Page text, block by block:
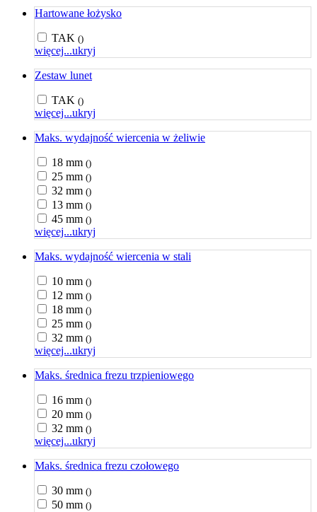
Hartowane łożysko
TAK ()
więcej...ukryj
Zestaw lunet
TAK ()
więcej...ukryj
Maks. wydajność wiercenia w żeliwie
18 mm ()
25 mm ()
32 mm ()
13 mm ()
45 mm ()
więcej...ukryj
Maks. wydajność wiercenia w stali
10 mm ()
12 mm ()
18 mm ()
25 mm ()
32 mm ()
więcej...ukryj
Maks. średnica frezu trzpieniowego
16 mm ()
20 mm ()
32 mm ()
więcej...ukryj
Maks. średnica frezu czołowego
30 mm ()
50 mm ()